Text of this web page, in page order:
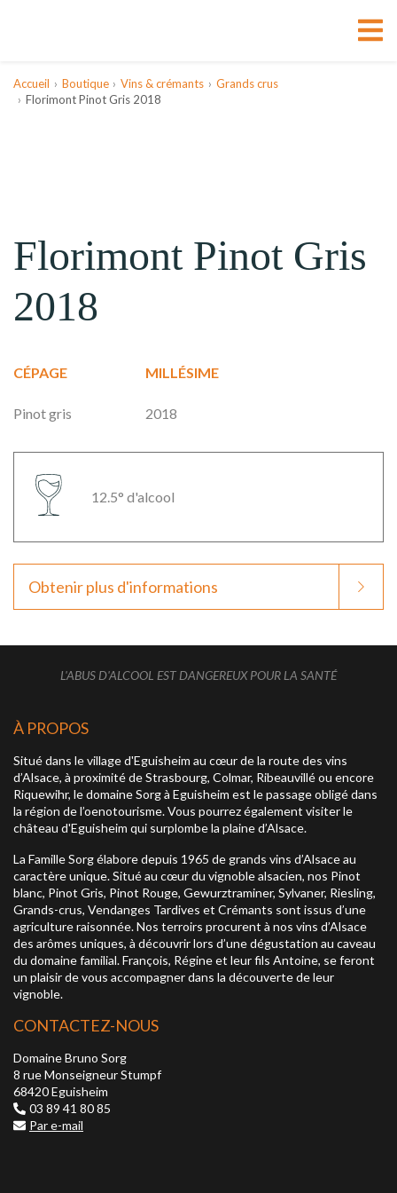
Accueil Boutique Vins & crémants
Grands crus
Florimont Pinot Gris 2018
Florimont Pinot Gris
2018
CÉPAGE
Pinot gris
MILLÉSIME
2018
12.5° d'alcool
Obtenir plus d'informations
L'ABUS D'ALCOOL EST DANGEREUX POUR LA SANTÉ
À PROPOS
Situé dans le village d'Eguisheim au cœur de la route des vins
d’Alsace, à proximité de Strasbourg, Colmar, Ribeauvillé ou encore
Riquewihr, le domaine Sorg à Eguisheim est le passage obligé dans
la région de l’oenotourisme. Vous pourrez également visiter le
château d'Eguisheim qui surplombe la plaine d’Alsace.
La Famille Sorg élabore depuis 1965 de grands vins d’Alsace au
caractère unique. Situé au cœur du vignoble alsacien, nos Pinot
blanc, Pinot Gris, Pinot Rouge, Gewurztraminer, Sylvaner, Riesling,
Grands-crus, Vendanges Tardives et Crémants sont issus d’une
agriculture raisonnée. Nos terroirs procurent à nos vins d’Alsace
des arômes uniques, à découvrir lors d’une dégustation au caveau
du domaine familial. François, Régine et leur fils Antoine, se feront
un plaisir de vous accompagner dans la découverte de leur
vignoble.
CONTACTEZ-NOUS
Domaine Bruno Sorg
8 rue Monseigneur Stumpf
68420 Eguisheim
03 89 41 80 85
Par e-mail